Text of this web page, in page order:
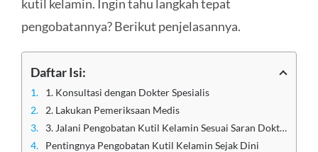
kutil kelamin. Ingin tahu langkah tepat
pengobatannya? Berikut penjelasannya.
Daftar Isi:
1. Konsultasi dengan Dokter Spesialis
2. Lakukan Pemeriksaan Medis
3. Jalani Pengobatan Kutil Kelamin Sesuai Saran Dokter
Pentingnya Pengobatan Kutil Kelamin Sejak Dini